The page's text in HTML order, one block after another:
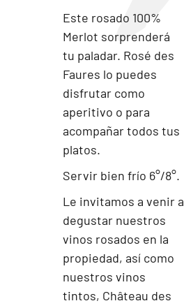
Este rosado 100%
Merlot sorprenderá
tu paladar. Rosé des
Faures lo puedes
disfrutar como
aperitivo o para
acompañar todos tus
platos.
Servir bien frío 6°/8°.
Le invitamos a venir a
degustar nuestros
vinos rosados en la
propiedad, así como
nuestros vinos
tintos, Château des